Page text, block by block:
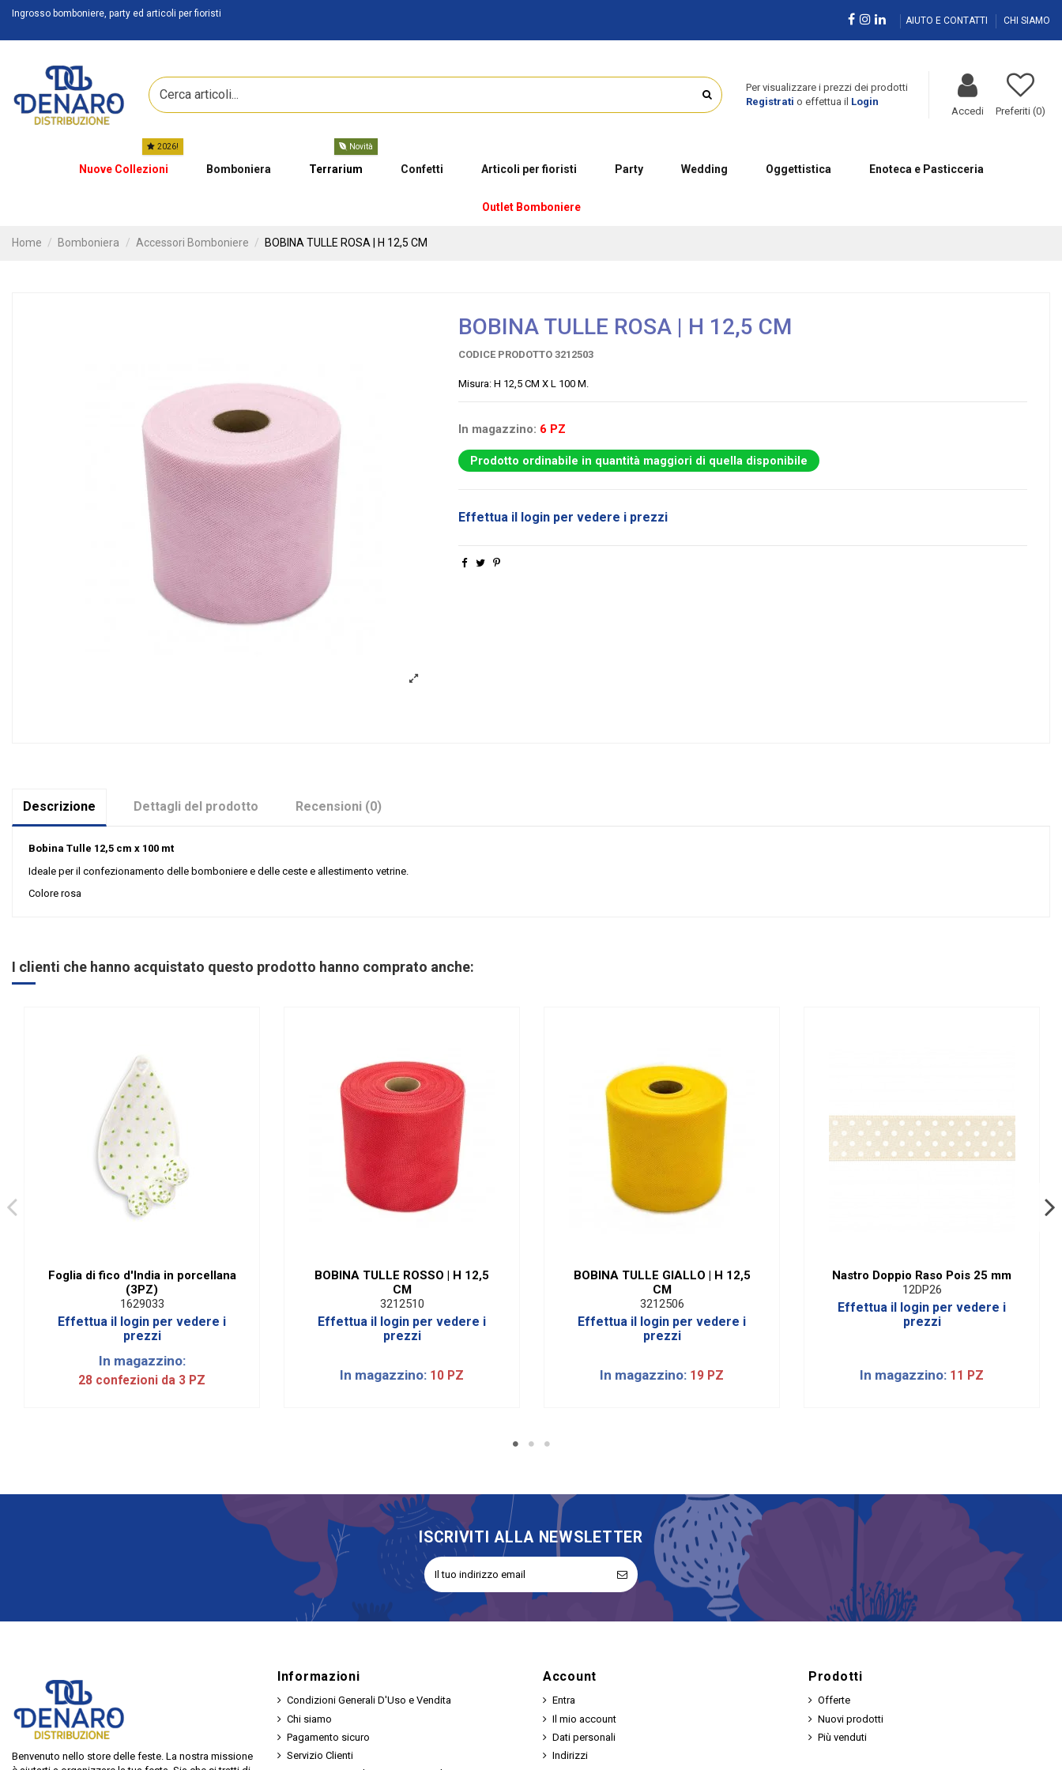
Ingrosso bomboniere, party ed articoli per fioristi
AIUTO E CONTATTI CHI SIAMO
Per visualizzare i prezzi dei prodotti
Registrati o effettua il Login
Accedi Preferiti (0)
Nuove Collezioni
2026!
Bomboniera Terrarium
Novità
Confetti Articoli per fioristi Party Wedding Oggettistica Enoteca e Pasticceria
Outlet Bomboniere
Home Bomboniera Accessori Bomboniere BOBINA TULLE ROSA | H 12,5 CM
BOBINA TULLE ROSA | H 12,5 CM
CODICE PRODOTTO 3212503
Misura: H 12,5 CM X L 100 M.
In magazzino: 6 PZ
Prodotto ordinabile in quantità maggiori di quella disponibile
Effettua il login per vedere i prezzi
Descrizione Dettagli del prodotto Recensioni (0)
Bobina Tulle 12,5 cm x 100 mt
Ideale per il confezionamento delle bomboniere e delle ceste e allestimento vetrine.
Colore rosa
I clienti che hanno acquistato questo prodotto hanno comprato anche:
Foglia di fico d'India in porcellana
(3PZ)
1629033
Effettua il login per vedere i
prezzi
In magazzino:
28 confezioni da 3 PZ
BOBINA TULLE ROSSO | H 12,5
CM
3212510
Effettua il login per vedere i
prezzi
In magazzino: 10 PZ
BOBINA TULLE GIALLO | H 12,5
CM
3212506
Effettua il login per vedere i
prezzi
In magazzino: 19 PZ
Nastro Doppio Raso Pois 25 mm
12DP26
Effettua il login per vedere i
prezzi
In magazzino: 11 PZ
ISCRIVITI ALLA NEWSLETTER
Benvenuto nello store delle feste. La nostra missione
Informazioni
Condizioni Generali D'Uso e Vendita
Chi siamo
Pagamento sicuro
Servizio Clienti
Account
Entra
Il mio account
Dati personali
Indirizzi
Prodotti
Offerte
Nuovi prodotti
Più venduti